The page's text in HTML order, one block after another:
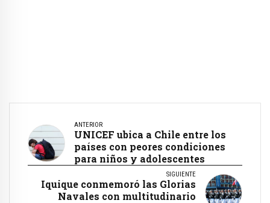
ANTERIOR
UNICEF ubica a Chile entre los
países con peores condiciones
para niños y adolescentes
SIGUIENTE
Iquique conmemoró las Glorias
Navales con multitudinario